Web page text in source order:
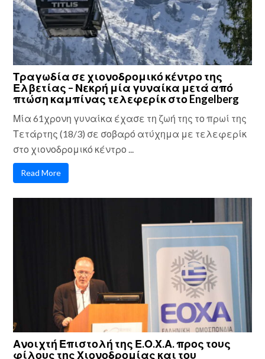
Τραγωδία σε χιονοδρομικό κέντρο της
Ελβετίας – Νεκρή μία γυναίκα μετά από
πτώση καμπίνας τελεφερίκ στο Engelberg
Μία 61χρονη γυναίκα έχασε τη ζωή της το πρωί της
Τετάρτης (18/3) σε σοβαρό ατύχημα με τελεφερίκ
στο χιονοδρομικό κέντρο ...
Read More
Ανοιχτή Επιστολή της Ε.Ο.Χ.Α. προς τους
φίλους της Χιονοδρομίας και του